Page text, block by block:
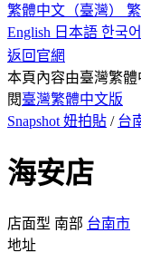
繁體中文（臺灣）
English 日本語 한국어
返回官網
本頁內容由臺灣繁
閱臺灣繁體中文版
Snapshot 妞拍貼 / 台
海安店
店面型 南部 台南市
地址